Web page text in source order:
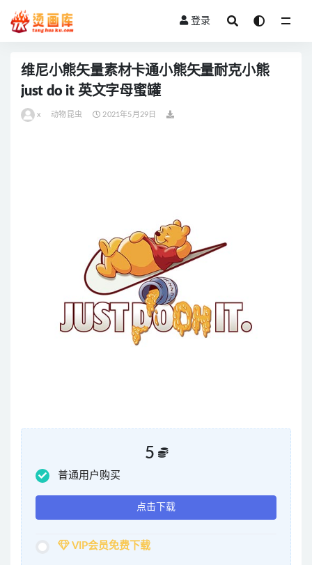
登录
维尼小熊矢量素材卡通小熊矢量耐克小熊
just do it 英文字母蜜罐
x 动物昆虫 2021年5月29日
5
普通用户购买
点击下载
VIP会员免费下载